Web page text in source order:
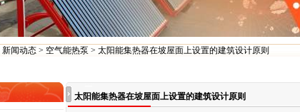
新闻动态> 空气能热泵 > 太阳能集热器在坡屋面上设置的建筑设计原则
太阳能集热器在坡屋面上设置的建筑设计原则